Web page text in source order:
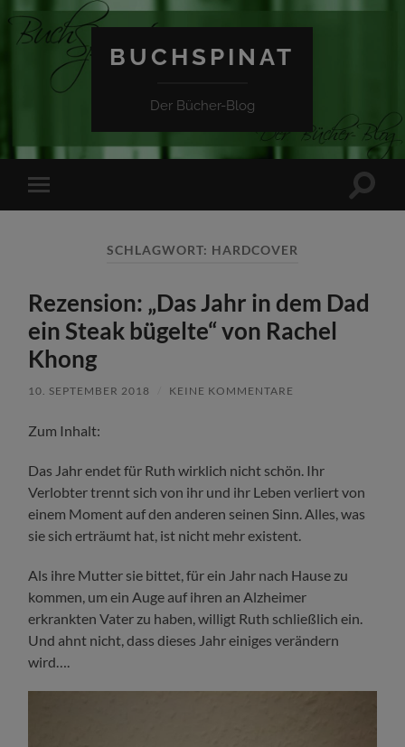
BUCHSPINAT
Der Bücher-Blog
Mobile-
Menü
SCHLAGWORT: HARDCOVER
Rezension: „Das Jahr in dem Dad
ein Steak bügelte“ von Rachel
Khong
10. SEPTEMBER 2018 KEINE KOMMENTARE
Zum Inhalt:
Das Jahr endet für Ruth wirklich nicht schön. Ihr
Verlobter trennt sich von ihr und ihr Leben verliert von
einem Moment auf den anderen seinen Sinn. Alles, was
sie sich erträumt hat, ist nicht mehr existent.
Als ihre Mutter sie bittet, für ein Jahr nach Hause zu
kommen, um ein Auge auf ihren an Alzheimer
erkrankten Vater zu haben, willigt Ruth schließlich ein.
Und ahnt nicht, dass dieses Jahr einiges verändern
wird….